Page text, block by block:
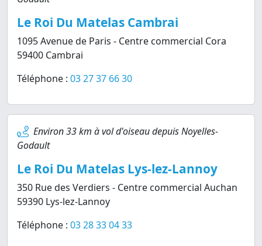
Le Roi Du Matelas Cambrai
1095 Avenue de Paris - Centre commercial Cora
59400 Cambrai
Téléphone : 03 27 37 66 30
Environ 33 km à vol d'oiseau depuis Noyelles-
Godault
Le Roi Du Matelas Lys-lez-Lannoy
350 Rue des Verdiers - Centre commercial Auchan
59390 Lys-lez-Lannoy
Téléphone : 03 28 33 04 33